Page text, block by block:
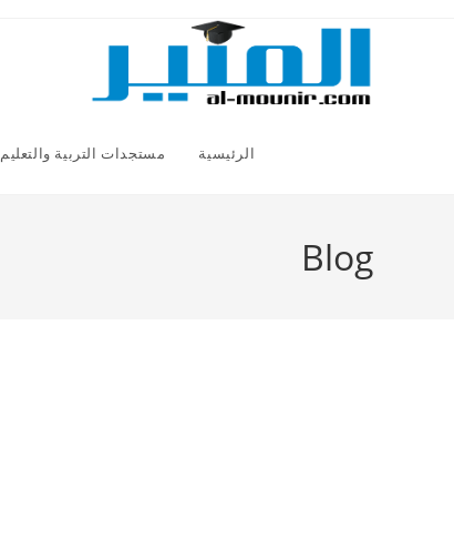
الرئيسية مستجدات التربية والتعليم
Blog